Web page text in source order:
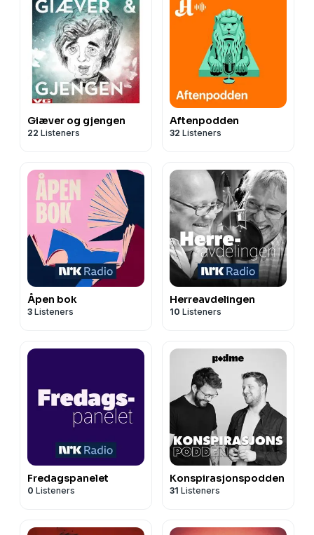
Giæver og gjengen
22 Listeners
Aftenpodden
32 Listeners
Åpen bok
3 Listeners
Herreavdelingen
10 Listeners
Fredagspanelet
0 Listeners
Konspirasjonspodden
31 Listeners